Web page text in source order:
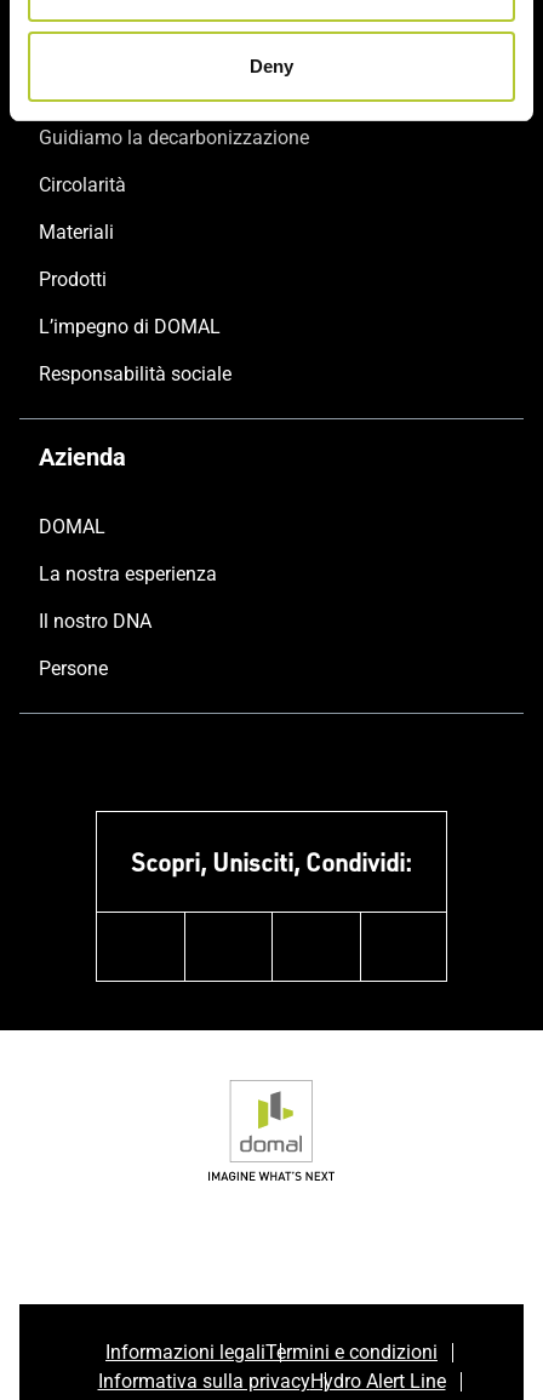
Deny
Guidiamo la decarbonizzazione
Circolarità
Materiali
Prodotti
L’impegno di DOMAL
Responsabilità sociale
Azienda
DOMAL
La nostra esperienza
Il nostro DNA
Persone
Scopri, Unisciti, Condividi:
Informazioni legaliTermini e condizioni
Informativa sulla privacyHydro Alert Line